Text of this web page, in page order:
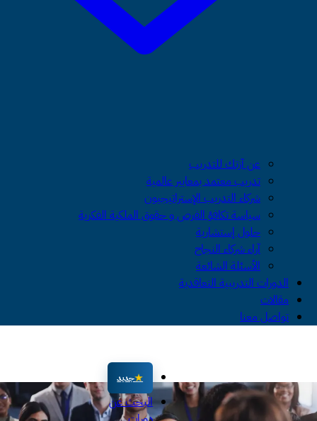
عن آزتك للتدريب
تدريب معتمد بمعايير عالمية
شركاء التدريب الإستراتيجيون
سياسة تكافؤ الفرص و حقوق الملكية الفكرية
حلول إستشارية
آراء شركاء النجاح
الأسئلة الشائعة
الدورات التدريبية التعاقدية
مقالات
تواصل معنا
جديد
البحث عن